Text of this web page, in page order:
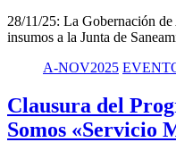
28/11/25: La Gobernación
insumos a la Junta de
A-NOV2025
Clausura del
Somos «Servicio